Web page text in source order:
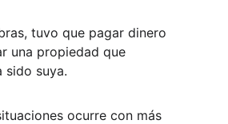
tuvo que pagar dinero
una propiedad que
sido suya.
ocurre con más